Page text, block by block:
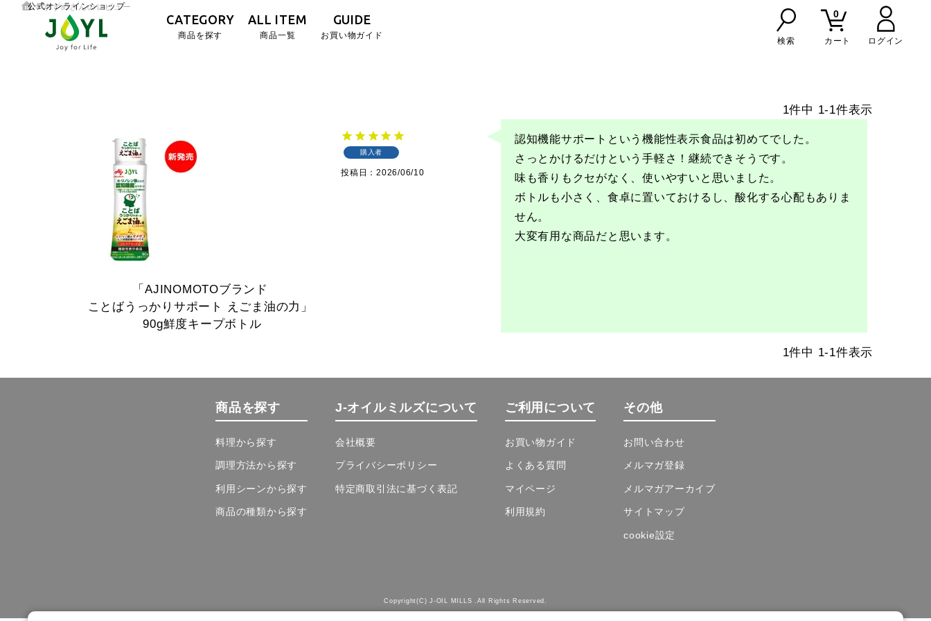
公式オンラインショップ
CATEGORY
商品を探す
ALL ITEM
商品一覧
GUIDE
お買い物ガイド
検索
0
カート
すずめさんのレビュー
1件中 1-1件表示
「AJINOMOTOブランド
ことばうっかりサポート
えごま油の力」
90g鮮度キープボトル
購入者
投稿日 2026/06/10
認知機能サポートという機能性表示食品は初めてでした。
さっとかけるだけという手軽さ！継続できそうです。
味も香りもクセがなく、使いやすいと思いました。
ボトルも小さく、食卓に置いておけるし、酸化する心配もありま
せん。
大変有用な商品だと思います。
1件中 1-1件表示
商品を探す
料理から探す
調理方法から探す
利用シーンから探す
商品の種類から探す
J-オイルミルズについて
会社概要
プライバシーポリシー
特定商取引法に基づく表記
ご利用について
お買い物ガイド
よくある質問
マイページ
利用規約
その他
お問い合わせ
メルマガ登録
メルマガアーカイブ
サイトマップ
cookie設定
Copyright(C) J-OIL MILLS .All Rights Reserved.